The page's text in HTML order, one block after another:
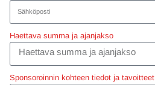
Haettava summa ja ajanjakso
Sponsoroinnin kohteen tiedot ja tavoitteet